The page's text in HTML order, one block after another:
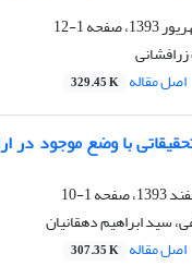
1-12
اصل مقاله 329.45 K
با وضع موجود
1-10
سید ابراهیم دهقانیان
اصل مقاله 307.35 K